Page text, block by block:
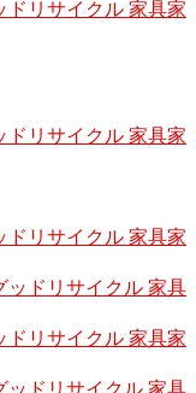
ドリサイクル 家具家
ドリサイクル 家具家
ドリサイクル 家具家
ッドリサイクル 家具
ドリサイクル 家具家